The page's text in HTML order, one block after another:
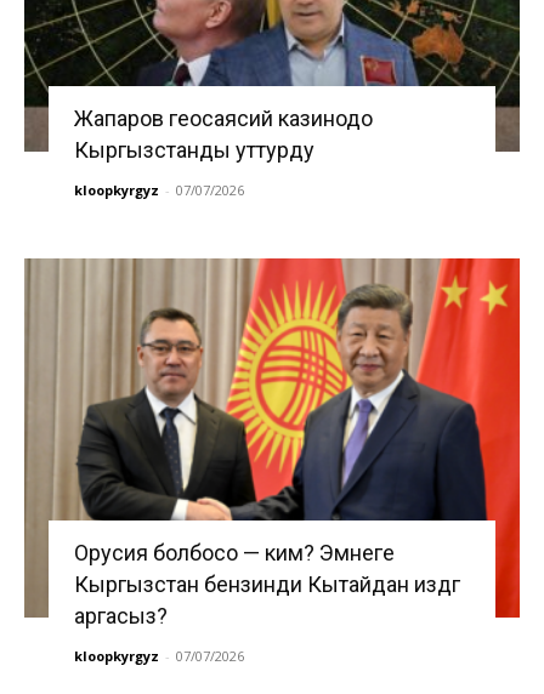
Жапаров геосаясий казинодо
Кыргызстанды уттурду
kloopkyrgyz - 07/07/2026
Орусия болбосо — ким? Эмнеге
Кыргызстан бензинди Кытайдан издөөгө
аргасыз?
kloopkyrgyz - 07/07/2026